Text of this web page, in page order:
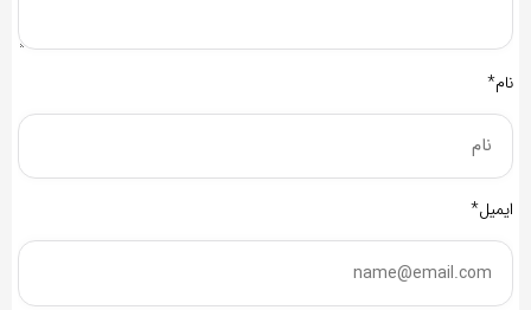
نام*
ایمیل*